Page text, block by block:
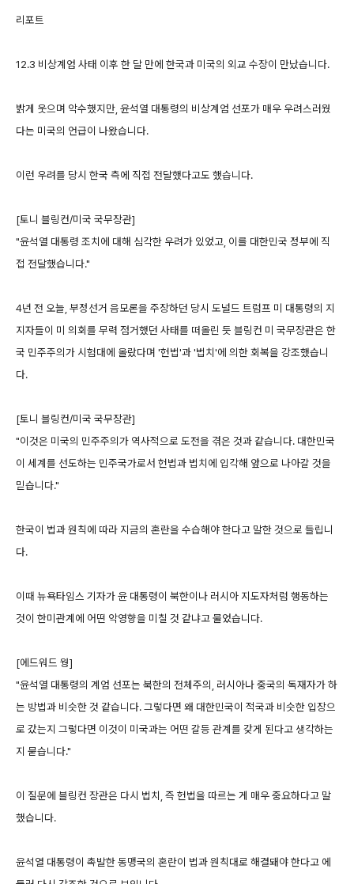
리포트
12.3 비상계엄 사태 이후 한 달 만에 한국과 미국의 외교 수장이 만났습니다.
밝게 웃으며 악수했지만, 윤석열 대통령의 비상계엄 선포가 매우 우려스러웠
다는 미국의 언급이 나왔습니다.
이런 우려를 당시 한국 측에 직접 전달했다고도 했습니다.
[토니 블링컨/미국 국무장관]
"윤석열 대통령 조치에 대해 심각한 우려가 있었고, 이를 대한민국 정부에 직
접 전달했습니다."
4년 전 오늘, 부정선거 음모론을 주장하던 당시 도널드 트럼프 미 대통령의 지
지자들이 미 의회를 무력 점거했던 사태를 떠올린 듯 블링컨 미 국무장관은 한
국 민주주의가 시험대에 올랐다며 '헌법'과 '법치'에 의한 회복을 강조했습니
다.
[토니 블링컨/미국 국무장관]
"이것은 미국의 민주주의가 역사적으로 도전을 겪은 것과 같습니다. 대한민국
이 세계를 선도하는 민주국가로서 헌법과 법치에 입각해 앞으로 나아갈 것을
믿습니다."
한국이 법과 원칙에 따라 지금의 혼란을 수습해야 한다고 말한 것으로 들립니
다.
이때 뉴욕타임스 기자가 윤 대통령이 북한이나 러시아 지도자처럼 행동하는
것이 한미관계에 어떤 악영향을 미칠 것 같냐고 물었습니다.
[에드워드 웡]
"윤석열 대통령의 계엄 선포는 북한의 전체주의, 러시아나 중국의 독재자가 하
는 방법과 비슷한 것 같습니다. 그렇다면 왜 대한민국이 적국과 비슷한 입장으
로 갔는지 그렇다면 이것이 미국과는 어떤 갈등 관계를 갖게 된다고 생각하는
지 묻습니다."
이 질문에 블링컨 장관은 다시 법치, 즉 헌법을 따르는 게 매우 중요하다고 말
했습니다.
윤석열 대통령이 촉발한 동맹국의 혼란이 법과 원칙대로 해결돼야 한다고 에